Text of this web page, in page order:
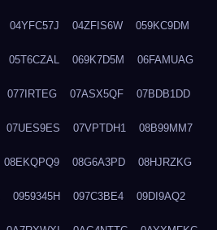
04YFC57J 04ZFIS6W 059KC9DM
05T6CZAL 069K7D5M 06FAMUAG
077IRTEG 07ASX5QF 07BDB1DD
07UES9ES 07VPTDH1 08B99MM7
08EKQPQ9 08G6A3PD 08HJRZKG
0959345H 097C3BE4 09DI9AQ2